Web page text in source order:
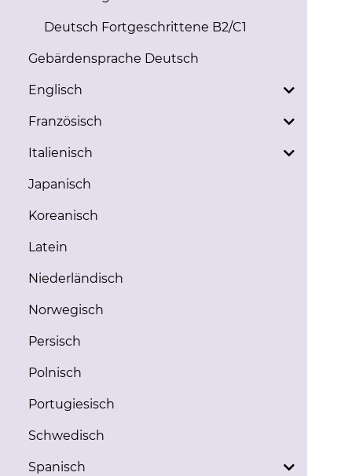
Deutsch Fortgeschrittene B2/C1
Gebärdensprache Deutsch
Englisch
Französisch
Italienisch
Japanisch
Koreanisch
Latein
Niederländisch
Norwegisch
Persisch
Polnisch
Portugiesisch
Schwedisch
Spanisch